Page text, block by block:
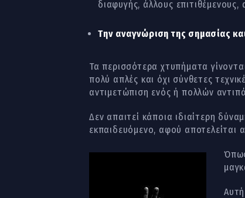
διαφυγής, άλλους
Την αναγνώριση της σημασίας
Τα περισσότερα χτυπήματα
πολύ απλές και όχι σύνθετες
αντιμετώπιση ενός ή πολλών
Δεν απαιτεί κάποια ιδιαίτερη
εκπαιδευόμενο, αφού αποτελείται